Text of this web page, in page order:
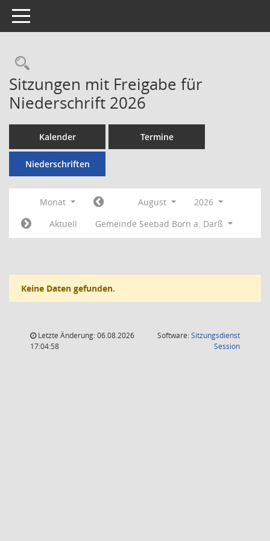
Toggle navigation
Rechercheauswahl
Sitzungen mit Freigabe für
Niederschrift 2026
Kalender Termine
Niederschriften
Monat August
2026
Aktuell
Gemeinde Seebad Born a. Darß
Keine Daten gefunden.
Letzte Änderung: 06.08.2026
17:04:58
Software:Sitzungsdienst
Session(Wird in